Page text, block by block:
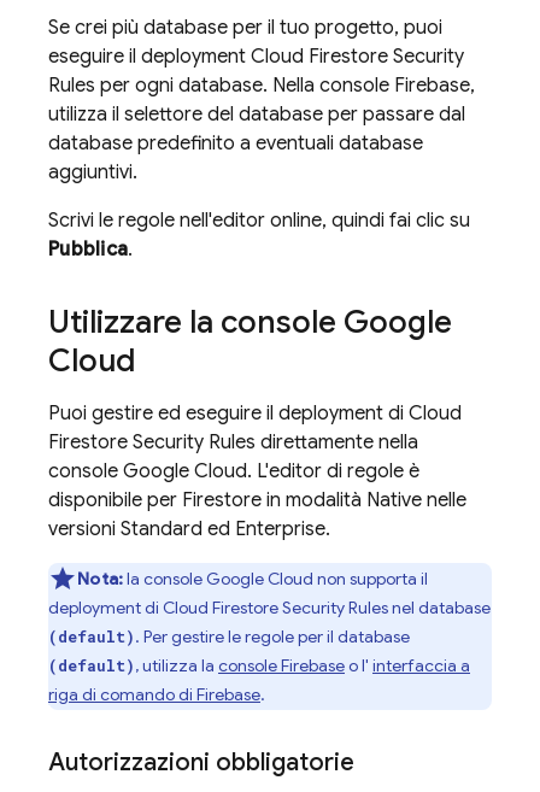
Se crei più database per il tuo progetto, puoi
eseguire il deployment Cloud Firestore Security
Rules per ogni database. Nella console Firebase,
utilizza il selettore del database per passare dal
database predefinito a eventuali database
aggiuntivi.
Scrivi le regole nell'editor online, quindi fai clic su
Pubblica.
Utilizzare la console Google
Cloud
Puoi gestire ed eseguire il deployment di Cloud
Firestore Security Rules direttamente nella
console Google Cloud. L'editor di regole è
disponibile per Firestore in modalità Native nelle
versioni Standard ed Enterprise.
Nota:la console Google Cloud non supporta il
deployment di Cloud FirestoreSecurity Rulesnel database
(default). Per gestire le regole per il database
(default), utilizza la console Firebaseo l' interfaccia a
riga di comando di Firebase.
Autorizzazioni obbligatorie